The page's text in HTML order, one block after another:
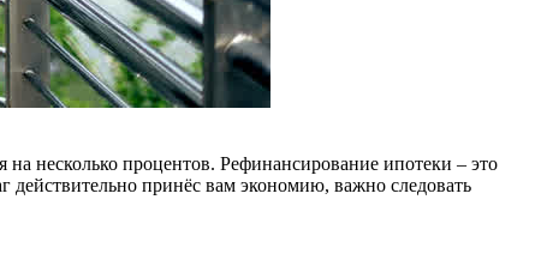
несколько процентов. Рефинансирование ипотеки – это
принёс вам экономию, важно следовать